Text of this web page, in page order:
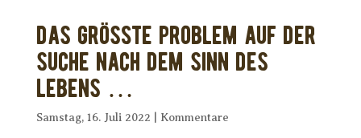
Das größte Problem auf der
Suche nach dem Sinn des
Lebens …
Samstag, 16. Juli 2022 Kommentare